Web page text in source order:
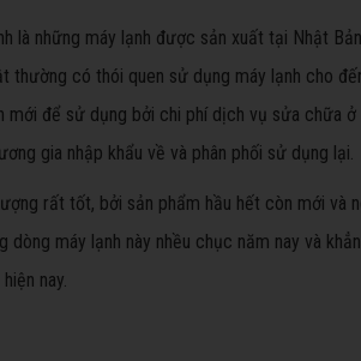
là những máy lạnh được sản xuất tại Nhật
thường có thói quen sử dụng máy lạnh cho
mới để sử dụng bởi chi phí dịch vụ sửa chữa
gia nhập khẩu về và phân phối sử dụng lại.
rất tốt, bởi sản phẩm hầu hết còn mới và
dòng máy lạnh này nhều chục năm nay và
nay.